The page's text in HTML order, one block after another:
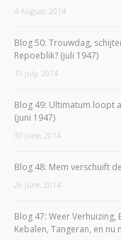
4 August, 2014
Blog 50: Trouwdag,
Repoeblik? (juli 1947)
10 July, 2014
Blog 49: Ultimatum loopt
(juni 1947)
30 June, 2014
Blog 48: Mem verschuift
26 June, 2014
Blog 47: Weer
Kebalen, Tangeran, en nu